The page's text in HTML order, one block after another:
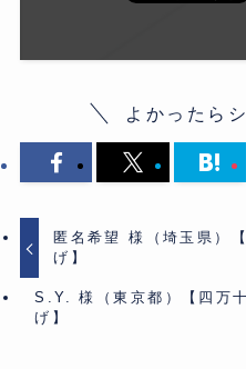
よかったら
匿名希望 様（埼玉県）
げ】
S.Y. 様（東京都）【四万
げ】